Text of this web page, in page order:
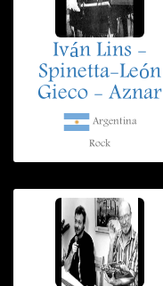
Iván Lins -
Spinetta-León
Gieco - Aznar
Argentina
Rock